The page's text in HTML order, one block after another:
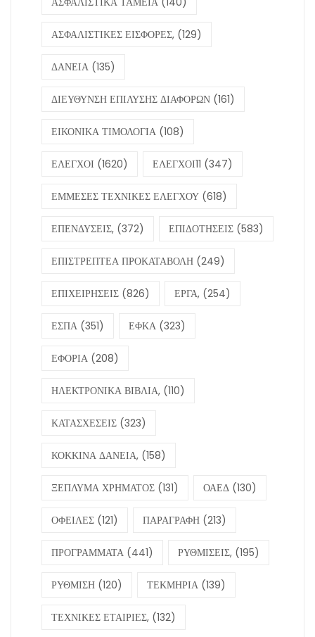
ΑΣΦΑΛΙΣΤΙΚΕΣ ΕΙΣΦΟΡΕΣ, (129)
ΔΑΝΕΙΑ (135)
ΔΙΕΥΘΥΝΣΗ ΕΠΙΛΥΣΗΣ ΔΙΑΦΟΡΩΝ (161)
ΕΙΚΟΝΙΚΑ ΤΙΜΟΛΟΓΙΑ (108)
ΕΛΕΓΧΟΙ (1620) ΕΛΕΓΧΟΙ11 (347)
ΕΜΜΕΣΕΣ ΤΕΧΝΙΚΕΣ ΕΛΕΓΧΟΥ (618)
ΕΠΕΝΔΥΣΕΙΣ, (372) ΕΠΙΔΟΤΗΣΕΙΣ (583)
ΕΠΙΣΤΡΕΠΤΕΑ ΠΡΟΚΑΤΑΒΟΛΗ (249)
ΕΠΙΧΕΙΡΗΣΕΙΣ (826) ΕΡΓΑ, (254)
ΕΣΠΑ (351) ΕΦΚΑ (323)
ΕΦΟΡΙΑ (208)
ΗΛΕΚΤΡΟΝΙΚΑ ΒΙΒΛΙΑ, (110)
ΚΑΤΑΣΧΕΣΕΙΣ (323)
ΚΟΚΚΙΝΑ ΔΑΝΕΙΑ, (158)
ΞΕΠΛΥΜΑ ΧΡΗΜΑΤΟΣ (131) ΟΑΕΔ (130)
ΟΦΕΙΛΕΣ (121) ΠΑΡΑΓΡΑΦΗ (213)
ΠΡΟΓΡΑΜΜΑΤΑ (441) ΡΥΘΜΙΣΕΙΣ, (195)
ΡΥΘΜΙΣΗ (120) ΤΕΚΜΗΡΙΑ (139)
ΤΕΧΝΙΚΕΣ ΕΤΑΙΡΙΕΣ, (132)